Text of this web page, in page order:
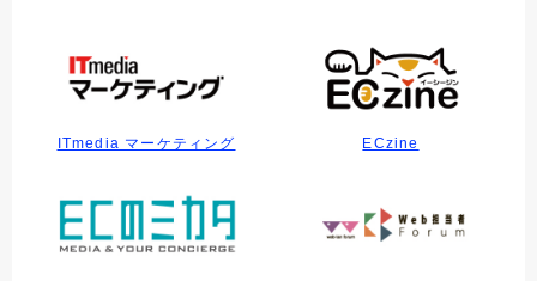
ITmedia マーケティング ECzine